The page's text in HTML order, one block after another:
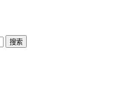
搜索